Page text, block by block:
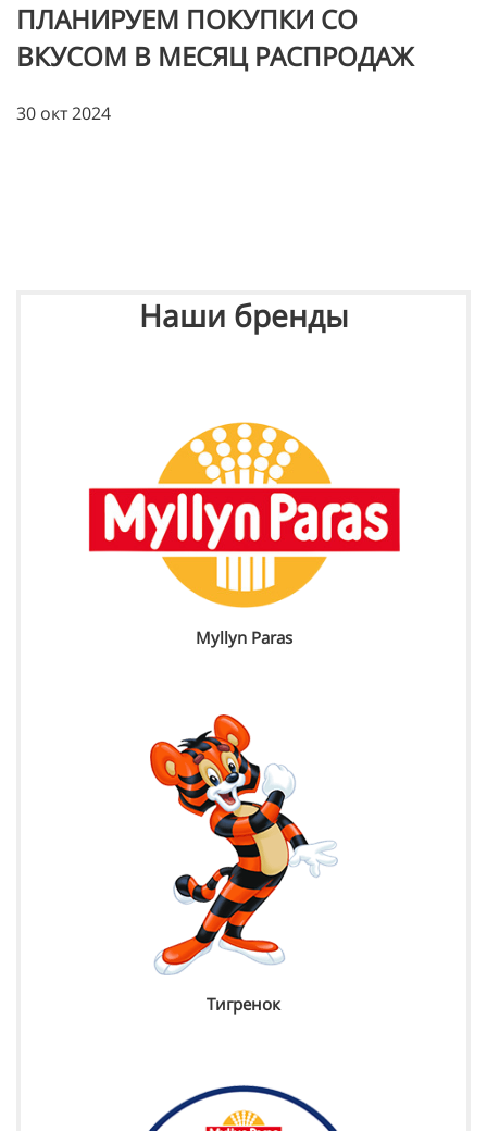
ПЛАНИРУЕМ ПОКУПКИ СО
ВКУСОМ В МЕСЯЦ РАСПРОДАЖ
30 окт 2024
Наши бренды
Myllyn Paras
Тигренок